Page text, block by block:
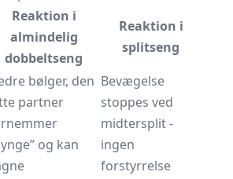
Reaktion i
almindelig
dobbeltseng
Reaktion i
splitseng
bølger, den
partner
og kan
Bevægelse
stoppes ved
midtersplit -
ingen
forstyrrelse